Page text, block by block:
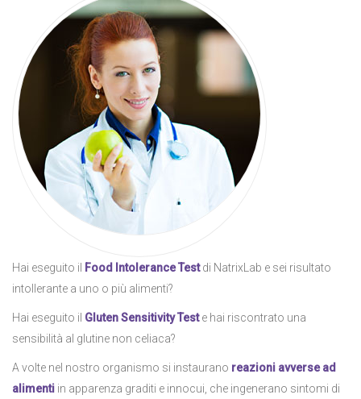
Hai eseguito il Food Intolerance Testdi NatrixLab e sei risultato
intollerante a uno o più alimenti?
Hai eseguito il Gluten Sensitivity Teste hai riscontrato una
sensibilità al glutine non celiaca?
A volte nel nostro organismo si instaurano reazioni avverse ad
alimenti in apparenza graditi e innocui, che ingenerano sintomi di